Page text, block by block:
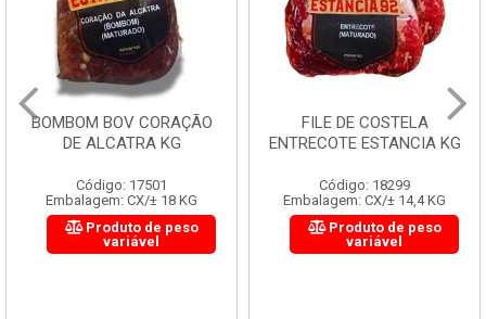
BOMBOM BOV CORAÇÃO
DE ALCATRA KG
Código: 17501
Embalagem: CX/± 18 KG
Produto de peso
variável
FILE DE COSTELA
ENTRECOTE ESTANCIA KG
Código: 18299
Embalagem: CX/± 14,4 KG
Produto de peso
variável